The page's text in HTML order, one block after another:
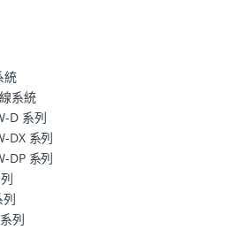
統
系統
D 系列
DX 系列
DP 系列
列
列